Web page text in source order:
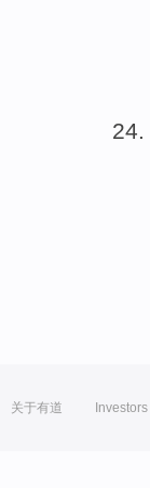
关于有道 Investors